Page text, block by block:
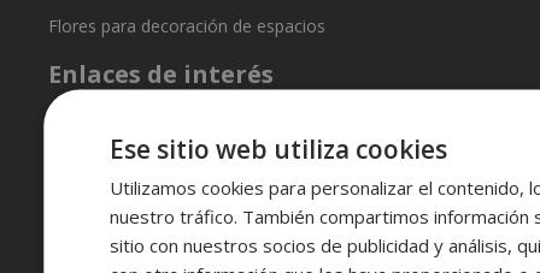
Flores para decoración de espacios
Enlaces de interés
Política de entregas
Ese sitio web utiliza cookies
Utilizamos cookies para personalizar el contenido,
nuestro tráfico. También compartimos información
sitio con nuestros socios de publicidad y análisis,